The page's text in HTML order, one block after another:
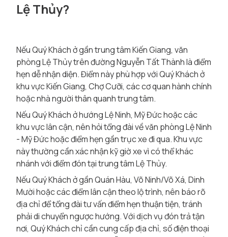
Lệ Thủy?
Nếu Quý Khách ở gần trung tâm Kiến Giang, văn
phòng Lệ Thủy trên đường Nguyễn Tất Thành là điểm
hẹn dễ nhận diện. Điểm này phù hợp với Quý Khách ở
khu vực Kiến Giang, Chợ Cưỡi, các cơ quan hành chính
hoặc nhà người thân quanh trung tâm.
Nếu Quý Khách ở hướng Lệ Ninh, Mỹ Đức hoặc các
khu vực lân cận, nên hỏi tổng đài về văn phòng Lệ Ninh
- Mỹ Đức hoặc điểm hẹn gần trục xe đi qua. Khu vực
này thường cần xác nhận kỹ giờ xe vì có thể khác
nhánh với điểm đón tại trung tâm Lệ Thủy.
Nếu Quý Khách ở gần Quán Hàu, Võ Ninh/Võ Xá, Dinh
Mười hoặc các điểm lân cận theo lộ trình, nên báo rõ
địa chỉ để tổng đài tư vấn điểm hẹn thuận tiện, tránh
phải di chuyển ngược hướng. Với dịch vụ đón trả tận
nơi, Quý Khách chỉ cần cung cấp địa chỉ, số điện thoại